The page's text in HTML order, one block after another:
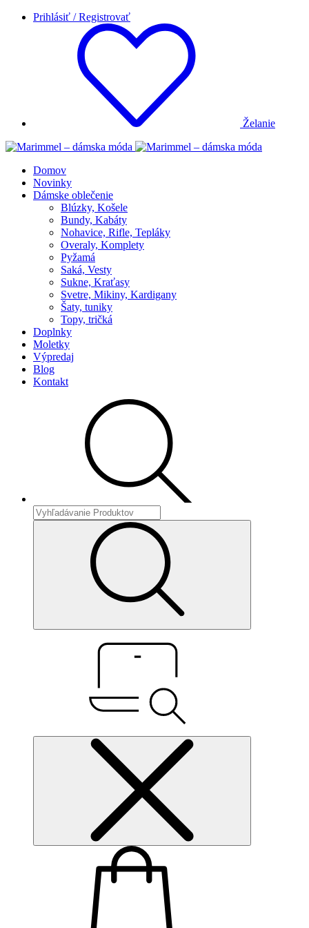
Prihlásiť / Registrovať
Želanie
Domov
Novinky
Dámske oblečenie
Blúzky, Košele
Bundy, Kabáty
Nohavice, Rifle, Tepláky
Overaly, Komplety
Pyžamá
Saká, Vesty
Sukne, Kraťasy
Svetre, Mikiny, Kardigany
Šaty, tuniky
Topy, tričká
Doplnky
Moletky
Výpredaj
Blog
Kontakt